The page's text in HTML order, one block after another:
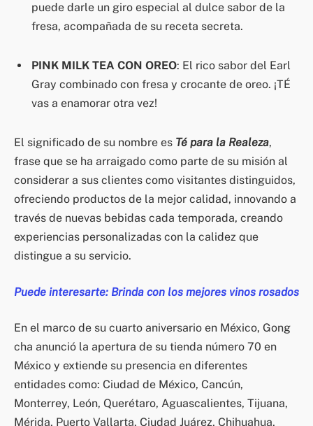
puede darle un giro especial al dulce sabor de la
fresa, acompañada de su receta secreta.
PINK MILK TEA CON OREO: El rico sabor del Earl
Gray combinado con fresa y crocante de oreo. ¡TÉ
vas a enamorar otra vez!
El significado de su nombre es Té para la Realeza,
frase que se ha arraigado como parte de su misión al
considerar a sus clientes como visitantes distinguidos,
ofreciendo productos de la mejor calidad, innovando a
través de nuevas bebidas cada temporada, creando
experiencias personalizadas con la calidez que
distingue a su servicio.
Puede interesarte: Brinda con los mejores vinos rosados
En el marco de su cuarto aniversario en México, Gong
cha anunció la apertura de su tienda número 70 en
México y extiende su presencia en diferentes
entidades como: Ciudad de México, Cancún,
Monterrey, León, Querétaro, Aguascalientes, Tijuana,
Mérida, Puerto Vallarta, Ciudad Juárez, Chihuahua,